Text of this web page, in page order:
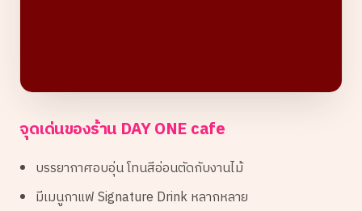
จุดเด่นของร้าน DAY ONE cafe
บรรยากาศอบอุ่น โทนสีอ่อนตัดกับงานไม้
มีเมนูกาแฟ Signature Drink หลากหลาย